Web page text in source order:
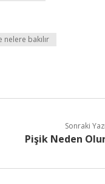
bakılır
Sonraki Yazı
Pişik Neden